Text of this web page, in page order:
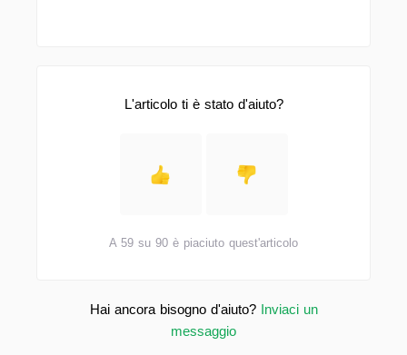
L'articolo ti è stato d'aiuto?
A 59 su 90 è piaciuto quest'articolo
Hai ancora bisogno d'aiuto? Inviaci un
messaggio